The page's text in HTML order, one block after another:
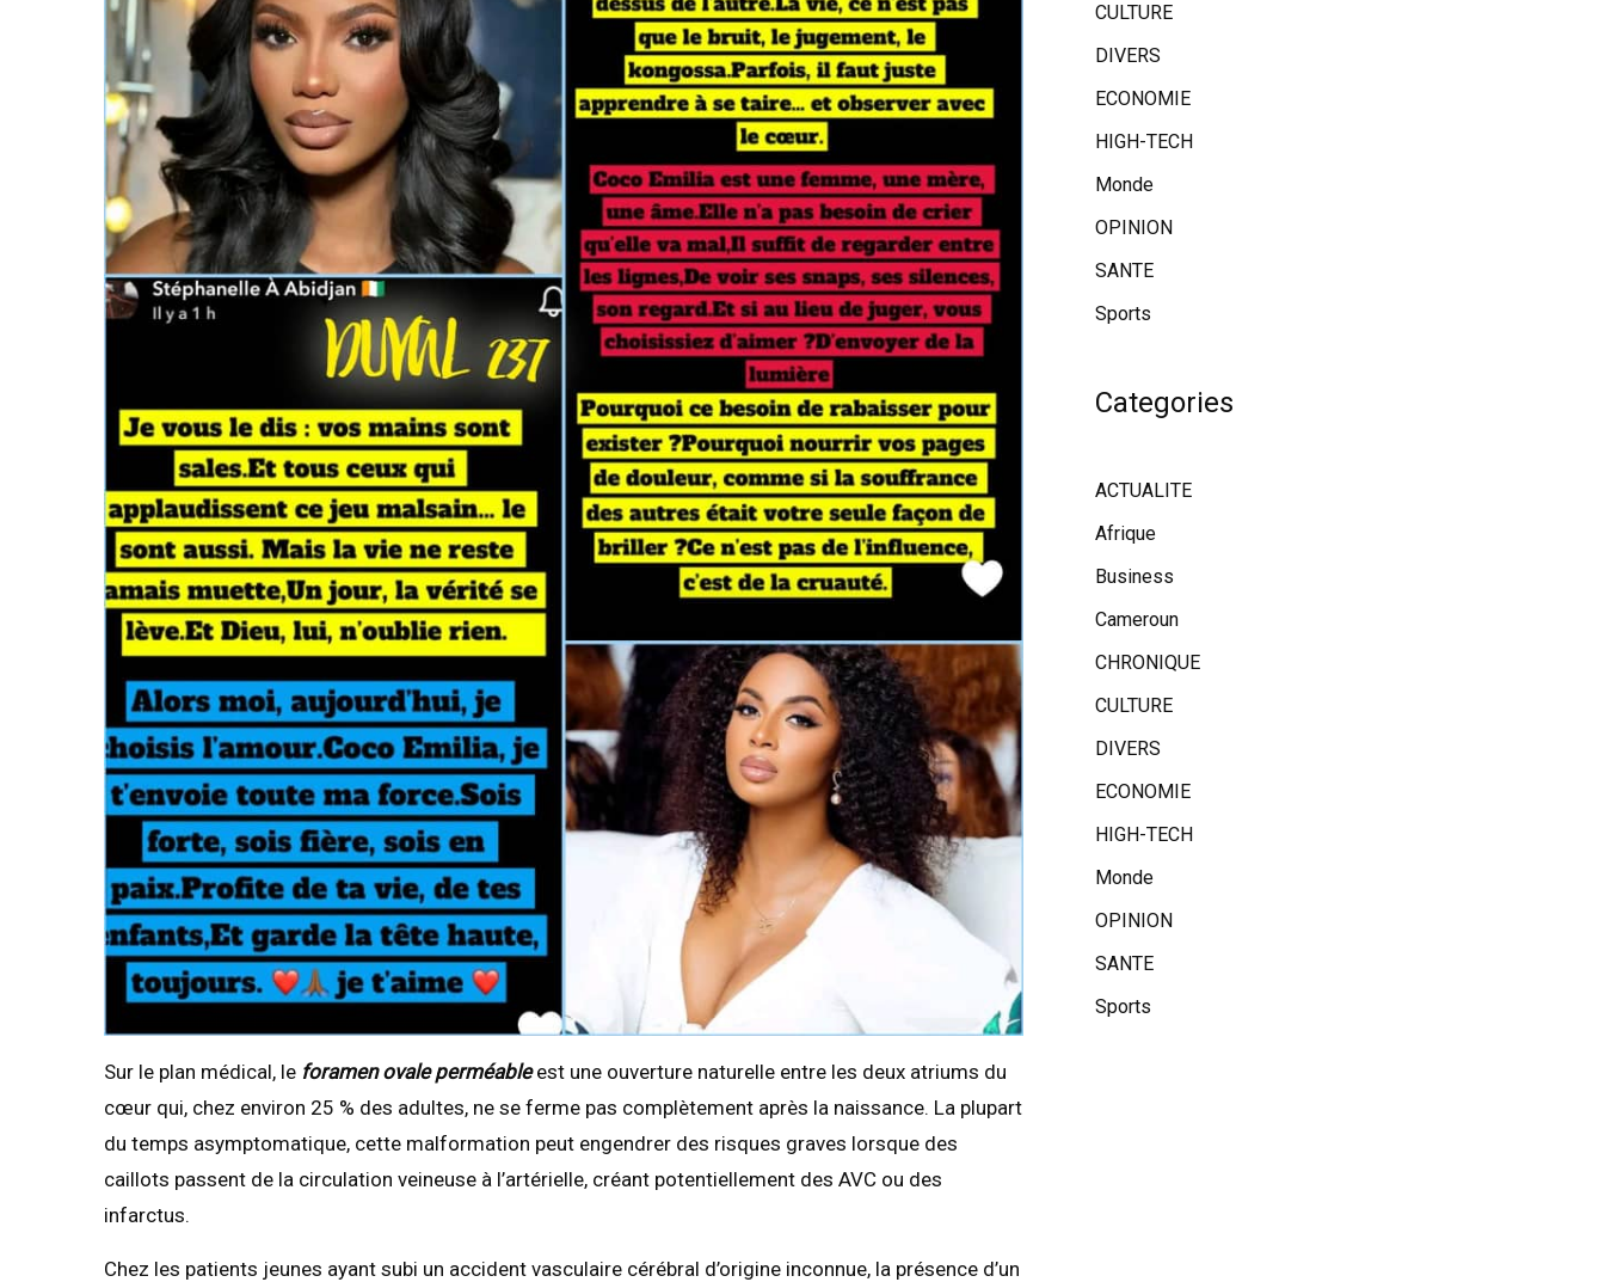
Sur le plan médical, le foramen ovale perméableest une ouverture naturelle entre les deux atriums du
cœur qui, chez environ 25 % des adultes, ne se ferme pas complètement après la naissance. La plupart
du temps asymptomatique, cette malformation peut engendrer des risques graves lorsque des
caillots passent de la circulation veineuse à l’artérielle, créant potentiellement des AVC ou des
infarctus.
Chez les patients jeunes ayant subi un accident vasculaire cérébral d’origine inconnue, la présence d’un
CULTURE
DIVERS
ECONOMIE
HIGH-TECH
Monde
OPINION
SANTE
Sports
Categories
ACTUALITE
Afrique
Business
Cameroun
CHRONIQUE
CULTURE
DIVERS
ECONOMIE
HIGH-TECH
Monde
OPINION
SANTE
Sports